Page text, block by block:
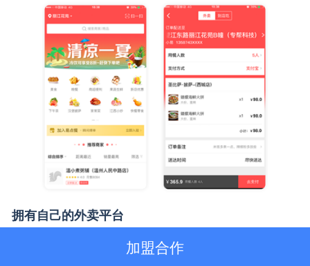
加盟合作
拥有自己的外卖平台
顾客点单，商家接单支持在线支付，货到付款商家后台自
主管理店 铺信息，专门负责餐厅所有外卖订单含第三方订
关于我们
网付资质